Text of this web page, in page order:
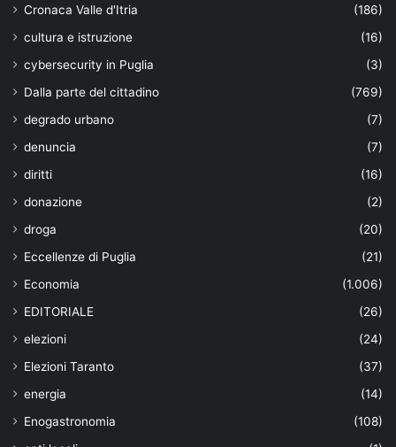
Cronaca Valle d'Itria
(186)
cultura e istruzione
(16)
cybersecurity in Puglia
(3)
Dalla parte del cittadino
(769)
degrado urbano
(7)
denuncia
(7)
diritti
(16)
donazione
(2)
droga
(20)
Eccellenze di Puglia
(21)
Economia
(1.006)
EDITORIALE
(26)
elezioni
(24)
Elezioni Taranto
(37)
energia
(14)
Enogastronomia
(108)